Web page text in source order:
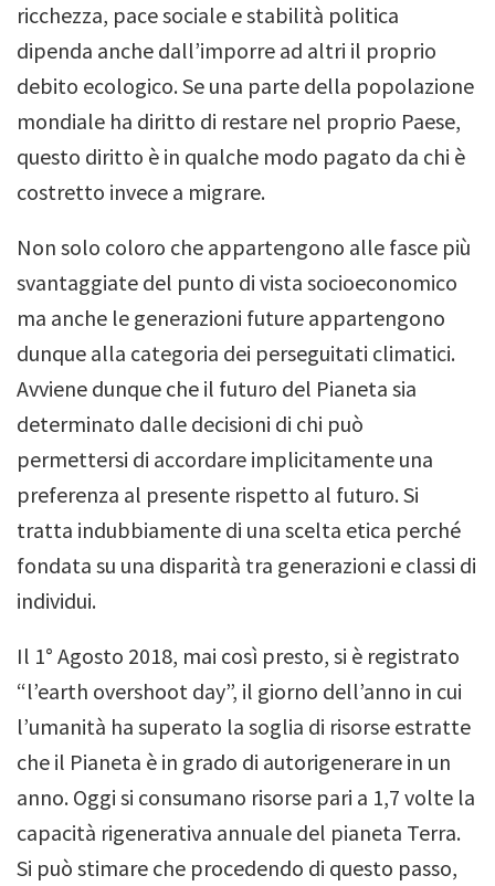
ricchezza, pace sociale e stabilità politica
dipenda anche dall’imporre ad altri il proprio
debito ecologico.Se una parte della popolazione
mondiale ha diritto di restare nel proprio Paese,
questo diritto è in qualche modo pagato da chi è
costretto invece a migrare.
Non solo coloro che appartengono alle fasce più
svantaggiate del punto di vista socioeconomico
ma anche le generazioni future appartengono
dunque alla categoria dei perseguitati climatici.
Avviene dunque che il futuro del Pianeta sia
determinato dalle decisioni di chi può
permettersi di accordare implicitamente una
preferenza al presente rispetto al futuro. Si
tratta indubbiamente di una scelta etica perché
fondata su una disparità tra generazioni e classi di
individui.
Il 1° Agosto 2018, mai così presto, si è registrato
“l’earth overshoot day”, il giorno dell’anno in cui
l’umanità ha superato la soglia di risorse estratte
che il Pianeta è in grado di autorigenerare in un
anno. Oggi si consumano risorse pari a 1,7 volte la
capacità rigenerativa annuale del pianeta Terra.
Si può stimare che procedendo di questo passo,